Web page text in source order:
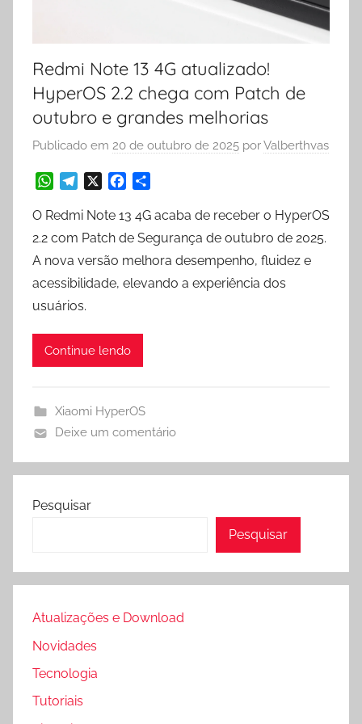
Redmi Note 13 4G atualizado!
HyperOS 2.2 chega com Patch de
outubro e grandes melhorias
Publicado em 20 de outubro de 2025 porValberthvas
h
a
t
s
A
p
e
l
g
r
a
a
c
e
b
o
h
a
e
O Redmi Note 13 4G acaba de receber o HyperOS
2.2 com Patch de Segurança de outubro de 2025.
A nova versão melhora desempenho, fluidez e
acessibilidade, elevando a experiência dos
usuários.
Continue lendo
Xiaomi HyperOS
Deixe um comentário
Pesquisar
Pesquisar
Atualizações e Download
Novidades
Tecnologia
Tutoriais